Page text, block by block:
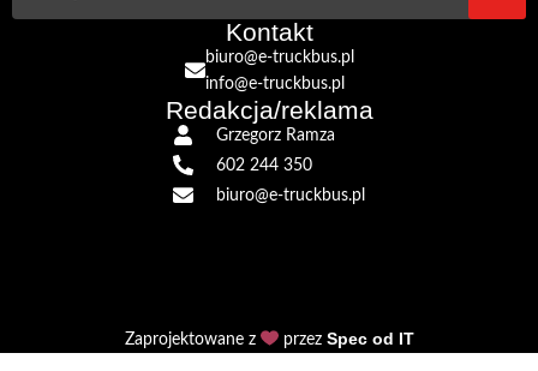
Kontakt
biuro@e-truckbus.pl
info@e-truckbus.pl
Redakcja/reklama
Grzegorz Ramza
602 244 350
biuro@e-truckbus.pl
Zaprojektowane z przez Spec od IT